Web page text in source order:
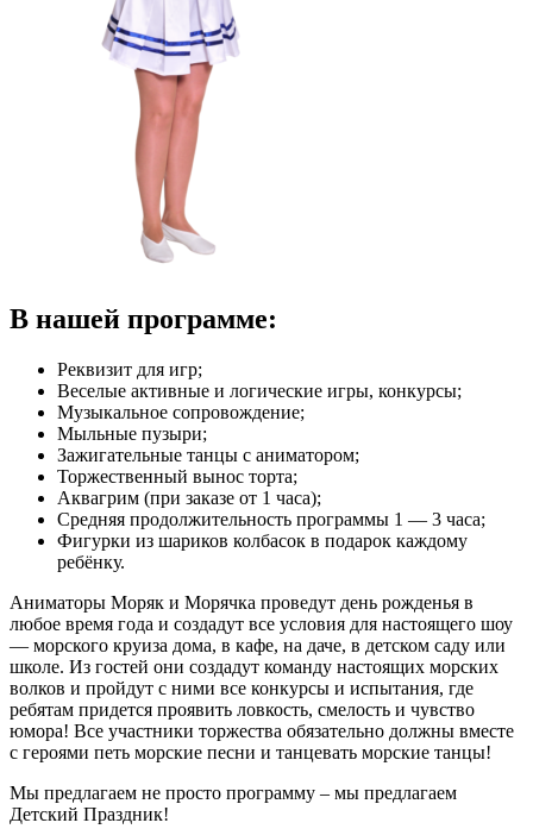
В нашей программе:
Реквизит для игр;
Веселые активные и логические игры, конкурсы;
Музыкальное сопровождение;
Мыльные пузыри;
Зажигательные танцы с аниматором;
Торжественный вынос торта;
Аквагрим (при заказе от 1 часа);
Средняя продолжительность программы 1 — 3 часа;
Фигурки из шариков колбасок в подарок каждому
ребёнку.
Аниматоры Моряк и Морячка проведут день рожденья в
любое время года и создадут все условия для настоящего шоу
— морского круиза дома, в кафе, на даче, в детском саду или
школе. Из гостей они создадут команду настоящих морских
волков и пройдут с ними все конкурсы и испытания, где
ребятам придется проявить ловкость, смелость и чувство
юмора! Все участники торжества обязательно должны вместе
с героями петь морские песни и танцевать морские танцы!
Мы предлагаем не просто программу – мы предлагаем
Детский Праздник!